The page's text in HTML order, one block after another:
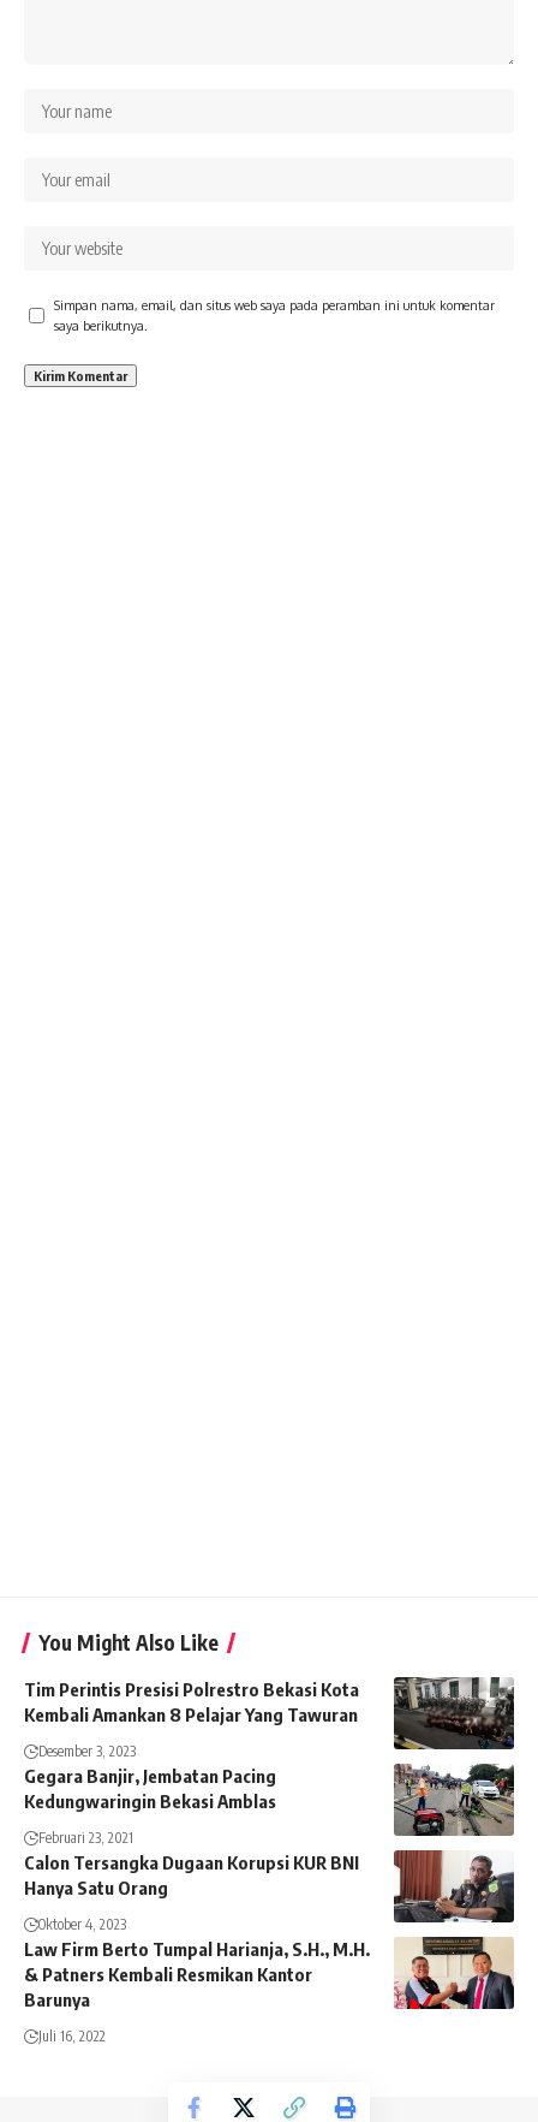
Simpan nama, email, dan situs web saya pada peramban ini untuk komentar
saya berikutnya.
You Might Also Like
Tim Perintis Presisi Polrestro Bekasi Kota
Kembali Amankan 8 Pelajar Yang Tawuran
Desember 3, 2023
Gegara Banjir, Jembatan Pacing
Kedungwaringin Bekasi Amblas
Februari 23, 2021
Calon Tersangka Dugaan Korupsi KUR BNI
Hanya Satu Orang
Oktober 4, 2023
Law Firm Berto Tumpal Harianja, S.H., M.H.
& Patners Kembali Resmikan Kantor
Barunya
Juli 16, 2022